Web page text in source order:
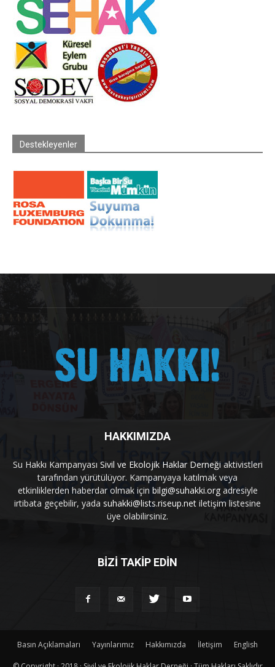
Destekleyenler
HAKKIMIZDA
Su Hakkı Kampanyası Sivil ve Ekolojik Haklar Derneği aktivistleri
tarafından yürütülüyor. Kampanyaya katılmak veya
etkinliklerden haberdar olmak için bilgi@suhakki.orgadresiyle
irtibata geçebilir, yada suhakki@lists.riseup.net iletişim listesine
üye olabilirsiniz.
BİZİ TAKİP EDİN
Basın Açıklamaları Yayınlarımız Hakkımızda İletişim English